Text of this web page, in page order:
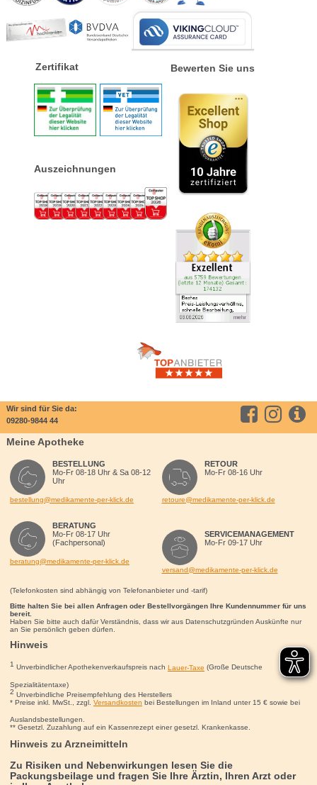
Zertifikat
Auszeichnungen
Bewerten Sie uns
Wir sind für Sie da:
09280-9844 44
Meine Apotheke
BESTELLUNG
Mo-Fr 08-18 Uhr & Sa 08-12
Uhr
bestellung@medikamente-per-klick.de
BERATUNG
Mo-Fr 08-17 Uhr
(Fachpersonal)
beratung@medikamente-per-klick.de
RETOUR
Mo-Fr 08-16 Uhr
retoure@medikamente-per-klick.de
SERVICEMANAGEMENT
Mo-Fr 09-17 Uhr
versand@medikamente-per-klick.de
(Telefonkosten sind abhängig von Telefonanbieter und -tarif)
Bitte halten Sie bei allen Anfragen oder Bestellvorgängen Ihre Kundennummer für uns
bereit.
Haben Sie bitte auch dafür Verständnis, dass wir aus Datenschutzgründen Auskünfte nur
an Sie persönlich geben dürfen.
Hinweis
1 Unverbindlicher Apothekenverkaufspreis nach Lauer-Taxe (Große Deutsche
Spezialitätentaxe)
2 Unverbindliche Preisempfehlung des Herstellers
* Preise inkl. MwSt., zzgl. Versandkosten bei Bestellungen im Inland unter 15 €sowie bei
Auslandsbestellungen.
** Gesetzl. Zuzahlung auf ein Kassenrezept einer gesetzl. Krankenkasse.
Hinweis zu Arzneimitteln
Zu Risiken und Nebenwirkungen lesen Sie die
Packungsbeilage und fragen Sie Ihre Ärztin, Ihren Arzt oder